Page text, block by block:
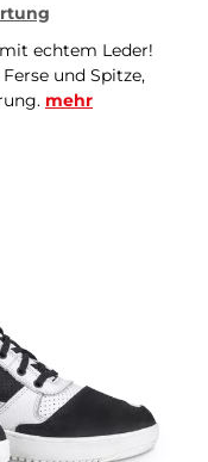
echtem Leder!
und Spitze,
mehr